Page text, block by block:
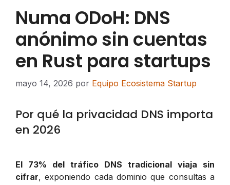
Numa ODoH: DNS
anónimo sin cuentas
en Rust para startups
mayo 14, 2026 por Equipo Ecosistema Startup
Por qué la privacidad DNS importa
en 2026
El 73% del tráfico DNS tradicional viaja sin
cifrar, exponiendo cada dominio que consultas a